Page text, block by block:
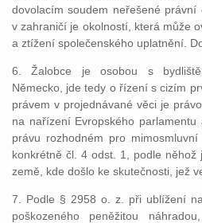
dovolacím soudem neřešené právní
v zahraničí je okolností, která může
a ztížení společenského uplatnění.
6. Žalobce je osobou s
Německo, jde tedy o řízení s cizím
právem v projednávané věci je
na nařízení Evropského
právu rozhodném pro
konkrétně čl. 4 odst. 1, podle
země, kde došlo ke skutečnosti, jež
7. Podle § 2958 o. z. při ublížení
poškozeného peněžitou